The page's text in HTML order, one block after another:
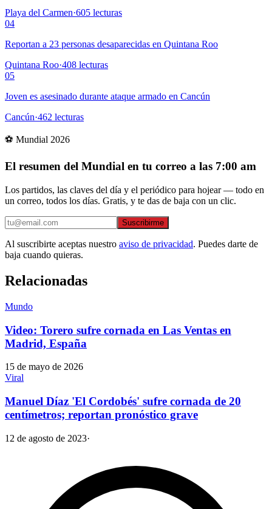
Playa del Carmen·605 lecturas
04
Reportan a 23 personas desaparecidas en Quintana Roo
Quintana Roo·408 lecturas
05
Joven es asesinado durante ataque armado en Cancún
Cancún·462 lecturas
⚽ Mundial 2026
El resumen del Mundial en tu correo a las 7:00 am
Los partidos, las claves del día y el periódico para hojear — todo en
un correo, todos los días. Gratis, y te das de baja con un clic.
Suscribirme
Al suscribirte aceptas nuestro aviso de privacidad. Puedes darte de
baja cuando quieras.
Relacionadas
Mundo
Video: Torero sufre cornada en Las Ventas en
Madrid, España
15 de mayo de 2026
Viral
Manuel Díaz 'El Cordobés' sufre cornada de 20
centímetros; reportan pronóstico grave
12 de agosto de 2023·